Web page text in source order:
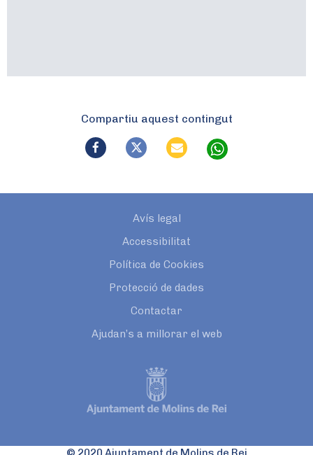
Compartiu aquest contingut
Avís legal
Accessibilitat
Política de Cookies
Protecció de dades
Contactar
Ajudan’s a millorar el web